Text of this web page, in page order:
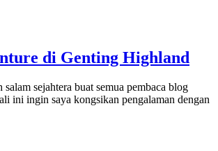
di Genting Highland
sejahtera buat semua pembaca blog
ini ingin saya kongsikan pengalaman dengan